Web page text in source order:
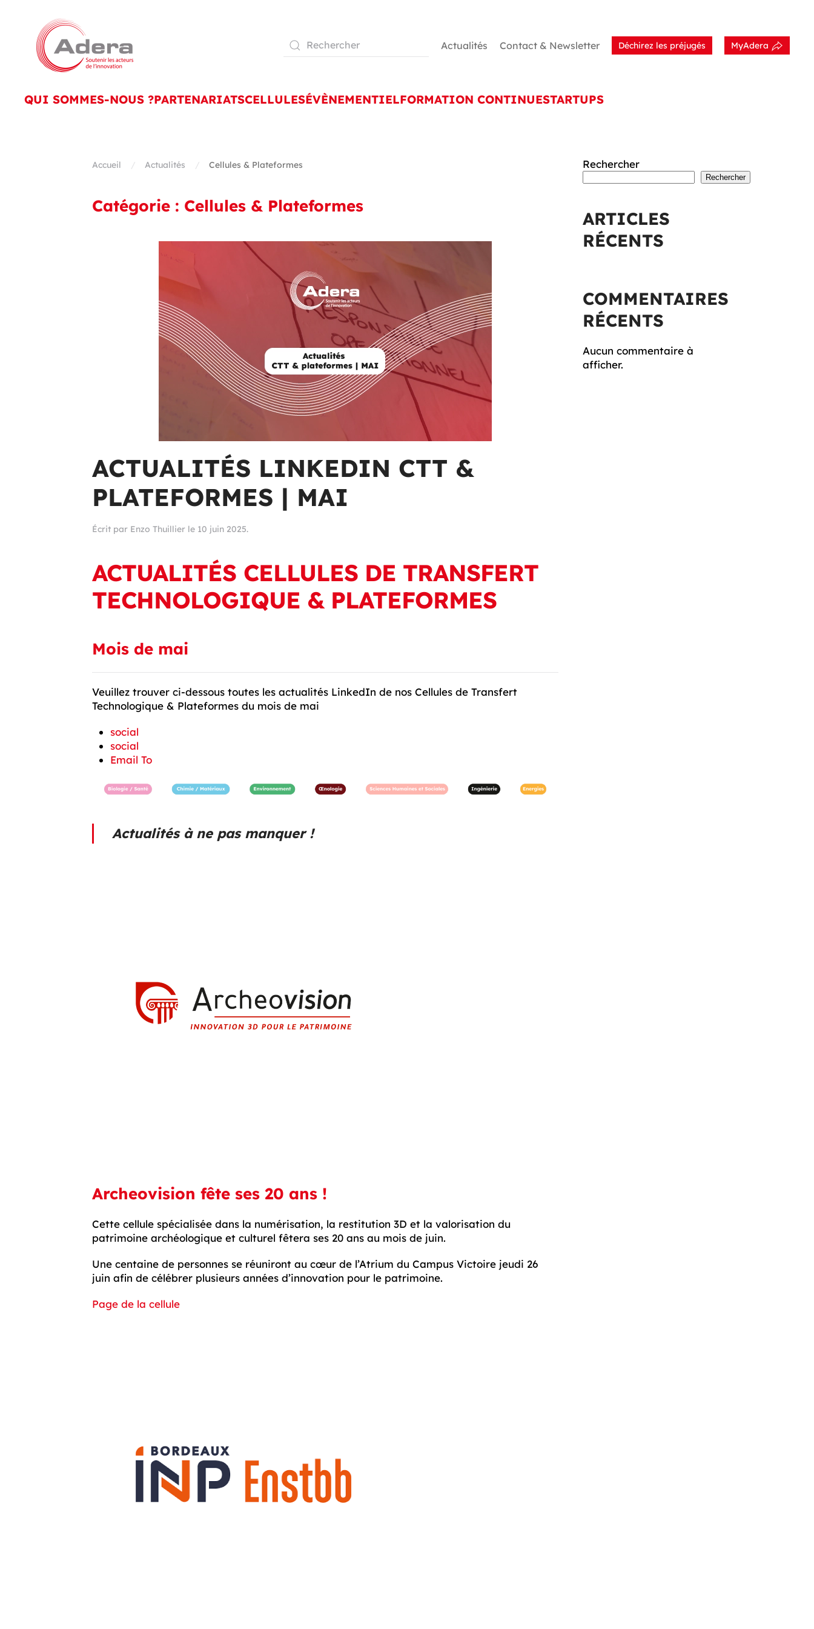
Skip to main content
Actualités Contact & Newsletter Déchirez les préjugés MyAdera
QUI SOMMES-NOUS ?PARTENARIATSCELLULESÉVÈNEMENTIELFORMATION CONTINUESTARTUPS
Accueil Actualités Cellules & Plateformes
Catégorie : Cellules & Plateformes
ACTUALITÉS LINKEDIN CTT &
PLATEFORMES | MAI
Écrit par Enzo Thuillier le 10 juin 2025.
ACTUALITÉS CELLULES DE TRANSFERT
TECHNOLOGIQUE & PLATEFORMES
Mois de mai
Veuillez trouver ci-dessous toutes les actualités LinkedIn de nos Cellules de Transfert
Technologique & Plateformes du mois de mai
social
social
Email To
Actualités à ne pas manquer !
Archeovision fête ses 20 ans !
Cette cellule spécialisée dans la numérisation, la restitution 3D et la valorisation du
patrimoine archéologique et culturel fêtera ses 20 ans au mois de juin.
Une centaine de personnes se réuniront au cœur de l’Atrium du Campus Victoire jeudi 26
juin afin de célébrer plusieurs années d’innovation pour le patrimoine.
Page de la cellule
Rechercher
Rechercher
ARTICLES
RÉCENTS
COMMENTAIRES
RÉCENTS
Aucun commentaire à
afficher.